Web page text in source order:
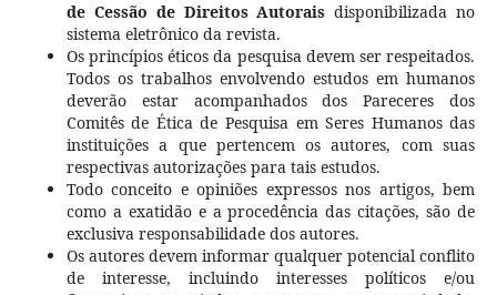
de Cessão de Direitos Autorais disponibilizada no
sistema eletrônico da revista.
Os princípios éticos da pesquisa devem ser respeitados.
Todos os trabalhos envolvendo estudos em humanos
deverão estar acompanhados dos Pareceres dos
Comitês de Ética de Pesquisa em Seres Humanos das
instituições a que pertencem os autores, com suas
respectivas autorizações para tais estudos.
Todo conceito e opiniões expressos nos artigos, bem
como a exatidão e a procedência das citações, são de
exclusiva responsabilidade dos autores.
Os autores devem informar qualquer potencial conflito
de interesse, incluindo interesses políticos e/ou